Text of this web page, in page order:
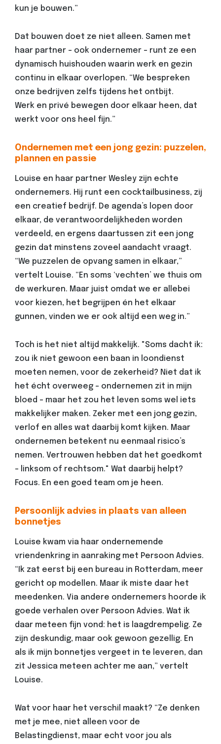
kun je bouwen.”
Dat bouwen doet ze niet alleen. Samen met
haar partner - ook ondernemer - runt ze een
dynamisch huishouden waarin werk en gezin
continu in elkaar overlopen. “We bespreken
onze bedrijven zelfs tijdens het ontbijt.
Werk en privé bewegen door elkaar heen, dat
werkt voor ons heel fijn.”
Ondernemen met een jong gezin: puzzelen,
plannen en passie
Louise en haar partner Wesley zijn echte
ondernemers. Hij runt een cocktailbusiness, zij
een creatief bedrijf. De agenda’s lopen door
elkaar, de verantwoordelijkheden worden
verdeeld, en ergens daartussen zit een jong
gezin dat minstens zoveel aandacht vraagt.
“We puzzelen de opvang samen in elkaar,”
vertelt Louise. “En soms ‘vechten’ we thuis om
de werkuren. Maar juist omdat we er allebei
voor kiezen, het begrijpen én het elkaar
gunnen, vinden we er ook altijd een weg in.”
Toch is het niet altijd makkelijk. "Soms dacht ik:
zou ik niet gewoon een baan in loondienst
moeten nemen, voor de zekerheid? Niet dat ik
het écht overweeg – ondernemen zit in mijn
bloed – maar het zou het leven soms wel iets
makkelijker maken. Zeker met een jong gezin,
verlof en alles wat daarbij komt kijken. Maar
ondernemen betekent nu eenmaal risico’s
nemen. Vertrouwen hebben dat het goedkomt
– linksom of rechtsom." Wat daarbij helpt?
Focus. En een goed team om je heen.
Persoonlijk advies in plaats van alleen
bonnetjes
Louise kwam via haar ondernemende
vriendenkring in aanraking met Persoon Advies.
“Ik zat eerst bij een bureau in Rotterdam, meer
gericht op modellen. Maar ik miste daar het
meedenken. Via andere ondernemers hoorde ik
goede verhalen over Persoon Advies. Wat ik
daar meteen fijn vond: het is laagdrempelig. Ze
zijn deskundig, maar ook gewoon gezellig. En
als ik mijn bonnetjes vergeet in te leveren, dan
zit Jessica meteen achter me aan,” vertelt
Louise.
Wat voor haar het verschil maakt? “Ze denken
met je mee, niet alleen voor de
Belastingdienst, maar echt voor jou als